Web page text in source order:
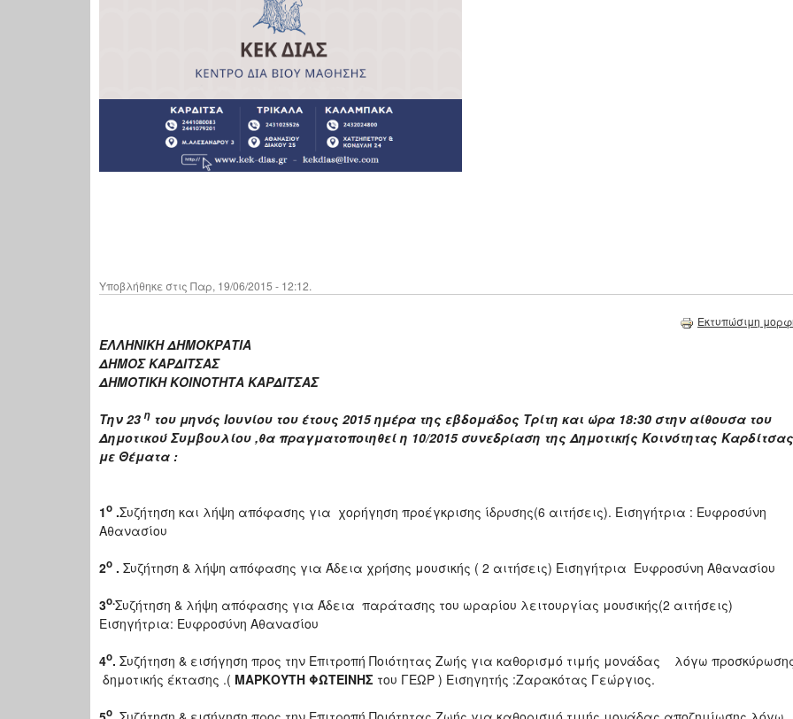
Υποβλήθηκε στις Παρ, 19/06/2015 - 12:12.
Εκτυπώσιμη
ΕΛΛΗΝΙΚΗ ΔΗΜΟΚΡΑΤΙΑ
ΔΗΜΟΣ ΚΑΡΔΙΤΣΑΣ
ΔΗΜΟΤΙΚΗ ΚΟΙΝΟΤΗΤΑ ΚΑΡΔΙΤΣΑΣ
Την 23η του μηνός Ιουνίου του έτους 2015 ημέρα της εβδομάδος Τρίτη και ώρα 18:30 στην αίθουσα του
Δημοτικού Συμβουλίου ,θα πραγματοποιηθεί η 10/2015 συνεδρίαση της Δημοτικής Κοινότητας Καρδίτσας
με Θέματα :
1ο .Συζήτηση και λήψη απόφασης για χορήγηση προέγκρισης ίδρυσης(6 αιτήσεις). Εισηγήτρια : Ευφροσύνη
Αθανασίου
2ο . Συζήτηση & λήψη απόφασης για Άδεια χρήσης μουσικής ( 2 αιτήσεις) Εισηγήτρια Ευφροσύνη Αθανασίου
3ο.Συζήτηση & λήψη απόφασης για Άδεια παράτασης του ωραρίου λειτουργίας μουσικής(2 αιτήσεις)
Εισηγήτρια: Ευφροσύνη Αθανασίου
4ο. Συζήτηση & εισήγηση προς την Επιτροπή Ποιότητας Ζωής για καθορισμό τιμής μονάδας λόγω
δημοτικής έκτασης .( ΜΑΡΚΟΥΤΗ ΦΩΤΕΙΝΗΣ του ΓΕΩΡ ) Εισηγητής :Ζαρακότας Γεώργιος.
ο